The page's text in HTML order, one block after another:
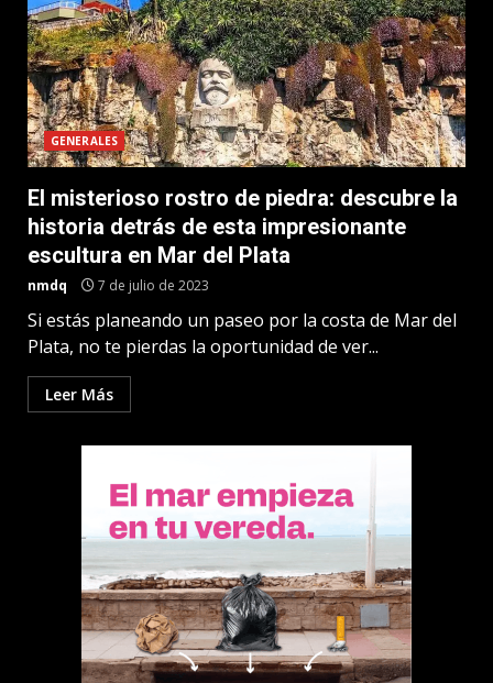
GENERALES
El misterioso rostro de piedra: descubre la
historia detrás de esta impresionante
escultura en Mar del Plata
nmdq 7 de julio de 2023
Si estás planeando un paseo por la costa de Mar del
Plata, no te pierdas la oportunidad de ver...
Leer Más